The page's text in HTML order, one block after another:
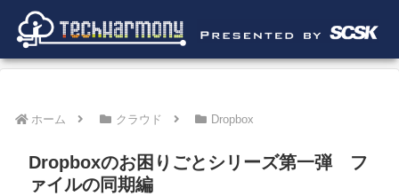
ホーム クラウド Dropbox
Dropboxのお困りごとシリーズ第一弾 フ
ァイルの同期編